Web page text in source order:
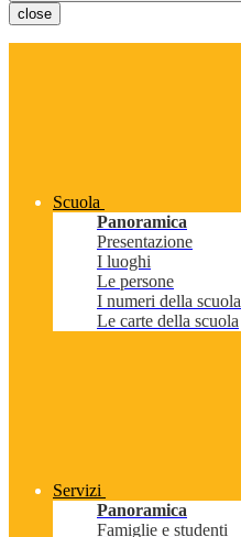
close
Scuola
Panoramica
Presentazione
I luoghi
Le persone
I numeri della scuola
Le carte della scuola
Servizi
Panoramica
Famiglie e studenti